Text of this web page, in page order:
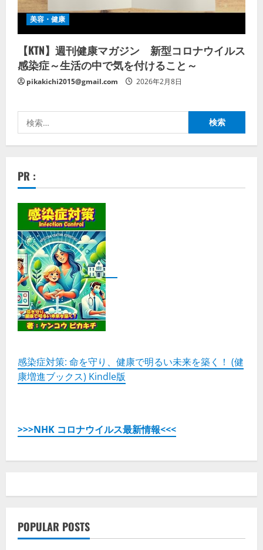
美容・健康
【KTN】週刊健康マガジン 新型コロナウイルス
感染症～生活の中で気を付けること～
pikakichi2015@gmail.com 2026年2月8日
索:
PR :
感染症対策: 命を守り、健康で明るい未来を築く！ (健
康増進ブックス) Kindle版
>>>NHK コロナウイルス最新情報<<<
POPULAR POSTS